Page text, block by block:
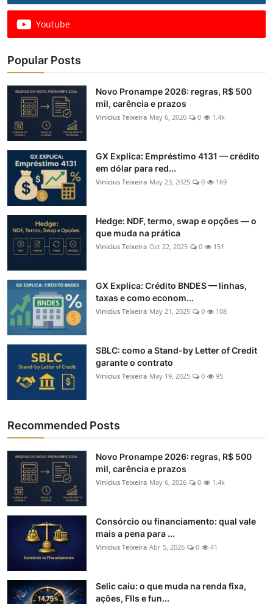
Youtube
Popular Posts
Novo Pronampe 2026: regras, R$ 500
mil, carência e prazos
Vinicius Teixeira May 6, 2026 0 1.4k
GX Explica: Empréstimo 4131 — crédito
em dólar para red...
Vinicius Teixeira May 23, 2025 0 169
Hedge: NDF, termo, swap e opções — o
que muda na prática
Vinicius Teixeira Oct 22, 2025 0 151
GX Explica: Crédito BNDES — linhas,
taxas e como econom...
Vinicius Teixeira May 21, 2025 0 108
SBLC: como a Stand-by Letter of Credit
garante o contrato
Vinicius Teixeira May 19, 2025 0 95
Recommended Posts
Novo Pronampe 2026: regras, R$ 500
mil, carência e prazos
Vinicius Teixeira May 6, 2026 0 1.4k
Consórcio ou financiamento: qual vale
mais a pena para ...
Vinicius Teixeira Abr 5, 2026 0 41
Selic caiu: o que muda na renda fixa,
ações, FIIs e fun...